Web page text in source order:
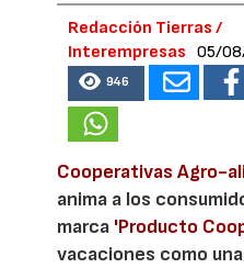
Redacción Tierras /
Interempresas
05/
946
Cooperativas Agro-
anima a los
marca 'Producto
vacaciones como